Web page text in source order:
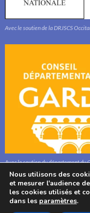
Avec le soutien de la DRJSCS
Avec le soutien du département du
Nous utilisons des
et mesurer l'audience
les cookies utilisés et
dans les paramètres.